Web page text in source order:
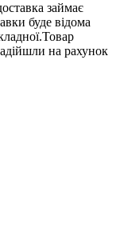
займає
буде відома
на рахунок